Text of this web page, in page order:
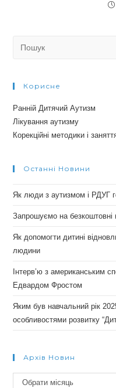
Корисне
Ранній Дитячий Аутизм
Лікування аутизму
Корекційні методики і
Останні Новини
Як люди з аутизмом і РДУГ
Запрошуємо на безкоштовні
Як допомогти дитині
людини
Інтерв’ю з американським
Едвардом Фростом
Яким був навчальний рік
особливостями розвитку
Архів Новин
Архів
Обрати місяць